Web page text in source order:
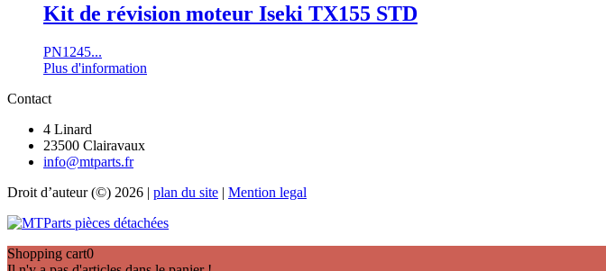
Kit de révision moteur Iseki TX155 STD
PN1245...
Plus d'information
Contact
4 Linard
23500 Clairavaux
info@mtparts.fr
Droit d’auteur (©) 2026 | plan du site | Mention legal
Shopping cart0